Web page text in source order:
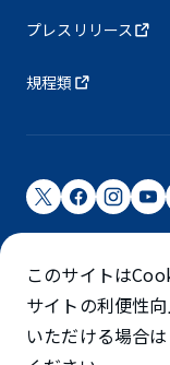
プレスリリース
規程類
成田国際
成田国際空港は成田国際空
©NARITA INTERNATIONAL
このサイトは
サイトの利便性
いただける場合